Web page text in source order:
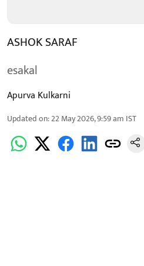
ASHOK SARAF
esakal
Apurva Kulkarni
Updated on:22 May 2026, 9:59 am IST